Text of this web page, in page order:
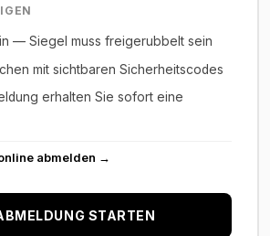
— Siegel muss freigerubbelt sein
mit sichtbaren Sicherheitscodes
erhalten Sie sofort eine
abmelden →
STARTEN